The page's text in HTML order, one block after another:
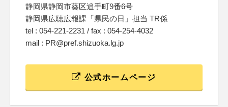
静岡県静岡市葵区追手町9番6号
静岡県広聴広報課「県民の日」担当 TR係
tel : 054-221-2231 / fax : 054-254-4032
mail : PR@pref.shizuoka.lg.jp
公式ホームページ